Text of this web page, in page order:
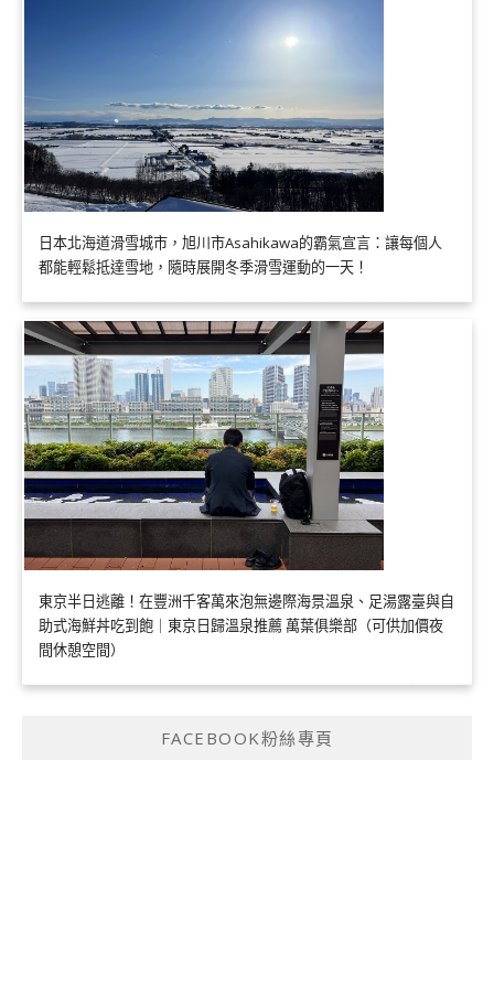
日本北海道滑雪城市，旭川市Asahikawa的霸氣宣言：讓每個人
都能輕鬆抵達雪地，隨時展開冬季滑雪運動的一天！
東京半日逃離！在豐洲千客萬來泡無邊際海景溫泉、足湯露臺與自
助式海鮮丼吃到飽｜東京日歸溫泉推薦 萬葉俱樂部（可供加價夜
間休憩空間）
FACEBOOK粉絲專頁